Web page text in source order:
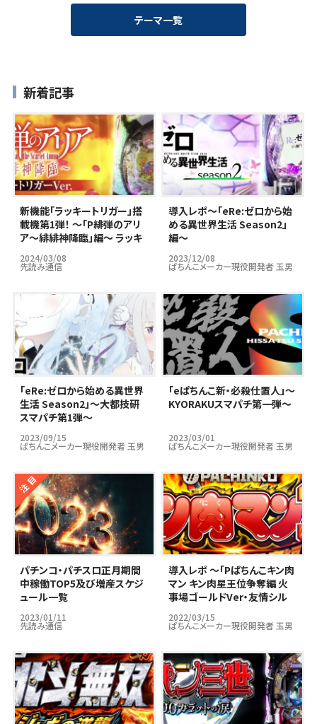
テーマ一覧
新着記事
新機能「ラッキートリガー」搭
載機第1弾！ ～「P緋弾のアリ
ア～緋緋神降臨」編～ ラッキ
救世主となりうるのか…？
2024/03/08
先読み通信
導入レポ～｢eRe:ゼロから始
める異世界生活 Season2」
編～
2023/12/08
ぱちんこメーカー現役開発者 玉男
｢eRe:ゼロから始める異世界
生活 Season2」～大都技研
スマパチ第1弾～
2023/09/15
ぱちんこメーカー現役開発者 玉男
｢eぱちんこ新・必殺仕置人」～
KYORAKUスマパチ第一弾～
2023/03/01
ぱちんこメーカー現役開発者 玉男
パチンコ・パチスロ正月期間
中稼働TOP5及び増産スケジ
ュール一覧
2023/01/11
先読み通信
導入レポ ～「Pぱちんこキン肉
マン キン肉星王位争奪編 火
事場ゴールドVer・友情シル
2022/03/15
ぱちんこメーカー現役開発者 玉男